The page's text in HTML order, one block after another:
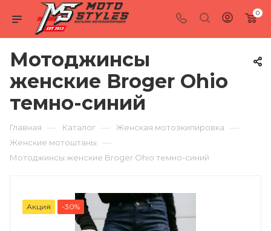
0
Мотоджинсы
женские Broger Ohio
темно-синий
Главная — Каталог — Женская мотоэкипировка —
Женские мотоштаны —
Мотоджинсы женские Broger Ohio темно-синий
Акция -30%